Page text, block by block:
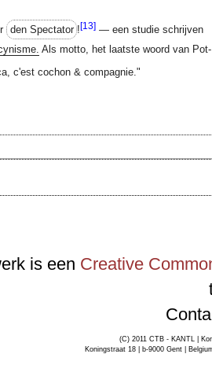
den Spectator ![13] — een studie schrijven
Als motto, het laatste woord van Pot-
c'est cochon & compagnie."
is een Creative
(C) 2011 CTB - KANTL |
Koningstraat 18 | b-9000 Gent |